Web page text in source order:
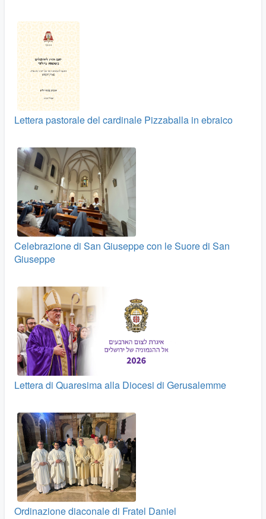
Lettera pastorale del cardinale Pizzaballa in ebraico
Celebrazione di San Giuseppe con le Suore di San
Giuseppe
Lettera di Quaresima alla Diocesi di Gerusalemme
Ordinazione diaconale di Fratel Daniel